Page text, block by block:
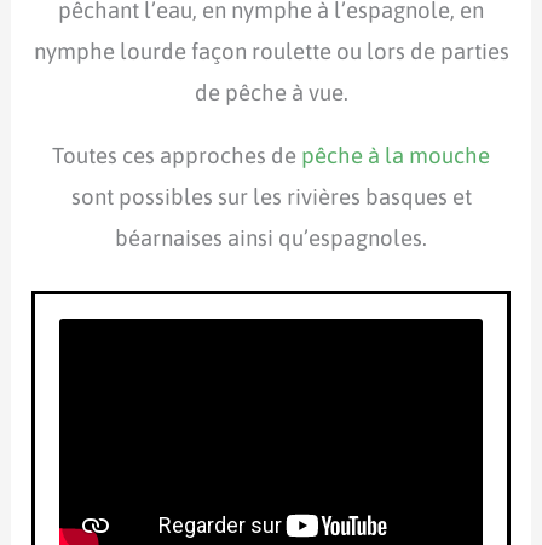
pêchant l’eau, en nymphe à l’espagnole, en
nymphe lourde façon roulette ou lors de parties
de pêche à vue.
Toutes ces approches de pêche à la mouche
sont possibles sur les rivières basques et
béarnaises ainsi qu’espagnoles.